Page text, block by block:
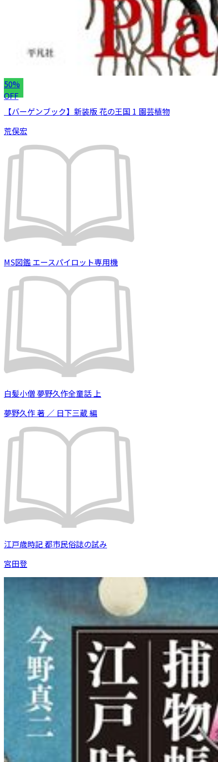
50%
OFF
【バーゲンブック】新装版 花の王国 1 園芸植物
荒俣宏
MS図鑑 エースパイロット専用機
白髪小僧 夢野久作全童話 上
夢野久作 著 ／ 日下三蔵 編
江戸歳時記 都市民俗誌の試み
宮田登